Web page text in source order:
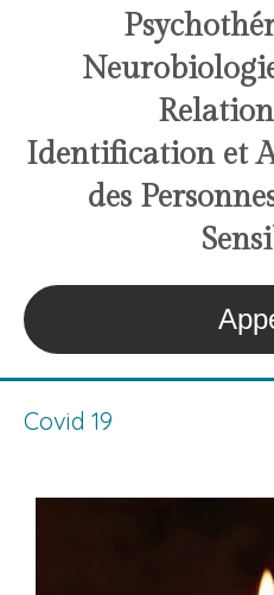
Identification et
des
S
Covid 19